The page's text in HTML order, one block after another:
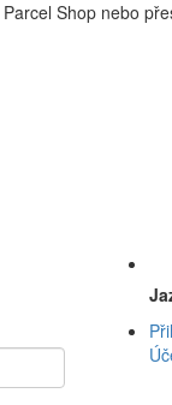
doprava
Shop nebo